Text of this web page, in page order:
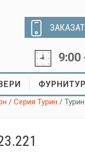
9:00
/Серия Турин /